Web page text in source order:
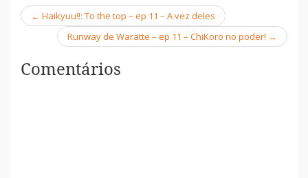
Navegação
← Haikyuu!!: To the top – ep 11 – A vez deles
Runway de Waratte – ep 11 – ChiKoro no poder! →
Comentários